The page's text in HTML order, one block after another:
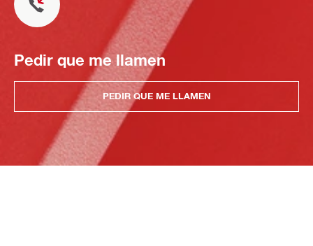
Pedir que me llamen
PEDIR QUE ME LLAMEN